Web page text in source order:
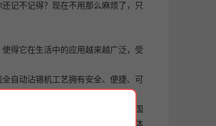
记不记得？现在不用那么麻烦了，只
得它在生活中的应用越来越广泛，受
自动沾锡机工艺拥有安全、便捷、可
节省取暖成本。卫生安全性能符合国
角，提升了实用性和耐久性，更有体